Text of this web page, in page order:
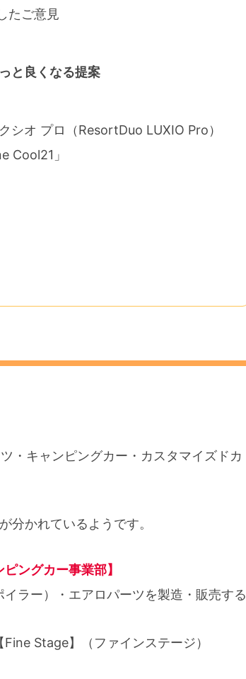
たご意見
と良くなる提案
シオ プロ（ResortDuo LUXIO Pro）
Cool21」
・キャンピングカー・カスタマイズドカ
分かれているようです。
ピングカー事業部】
ラー）・エアロパーツを製造・販売する
Stage】（ファインステージ）